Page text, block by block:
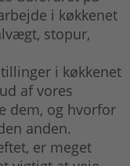
i køkkenet
stopur,
i køkkenet
af vores
dem, og hvorfor
anden.
er meget